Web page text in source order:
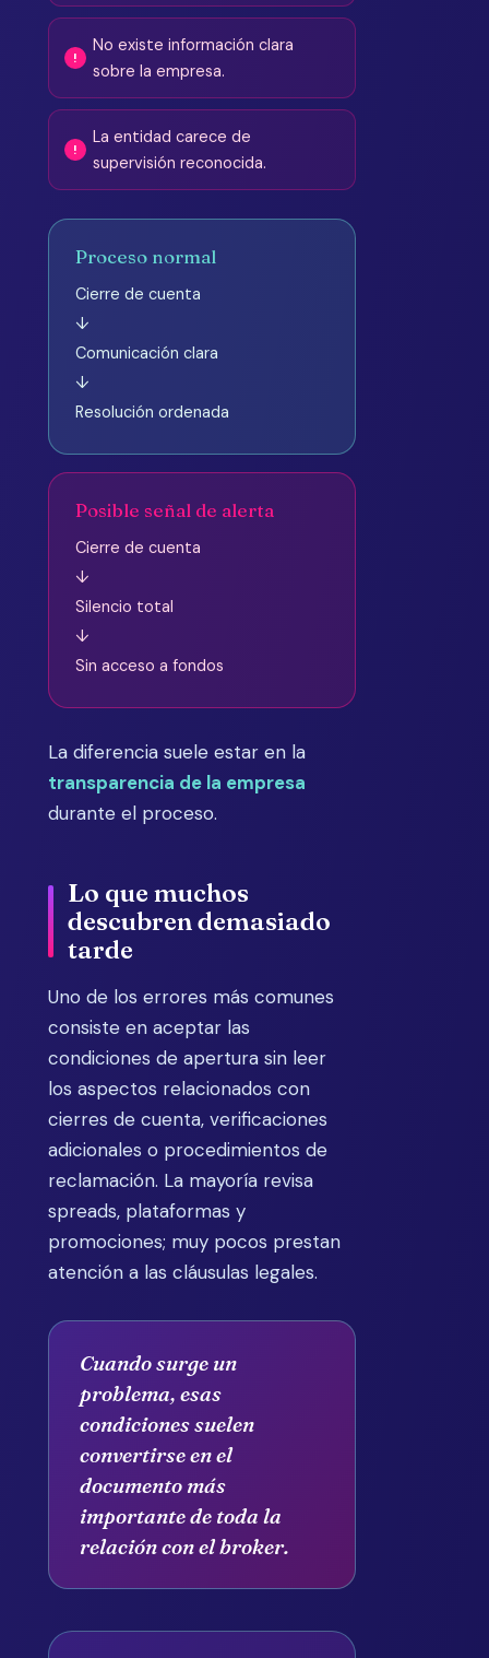
No existe información clara
sobre la empresa.
La entidad carece de
supervisión reconocida.
Proceso normal
Cierre de cuenta
↓
Comunicación clara
↓
Resolución ordenada
Posible señal de alerta
Cierre de cuenta
↓
Silencio total
↓
Sin acceso a fondos
La diferencia suele estar en la
transparencia de la empresa
durante el proceso.
Lo que muchos
descubren demasiado
tarde
Uno de los errores más comunes
consiste en aceptar las
condiciones de apertura sin leer
los aspectos relacionados con
cierres de cuenta, verificaciones
adicionales o procedimientos de
reclamación. La mayoría revisa
spreads, plataformas y
promociones; muy pocos prestan
atención a las cláusulas legales.
Cuando surge un
problema, esas
condiciones suelen
convertirse en el
documento más
importante de toda la
relación con el broker.